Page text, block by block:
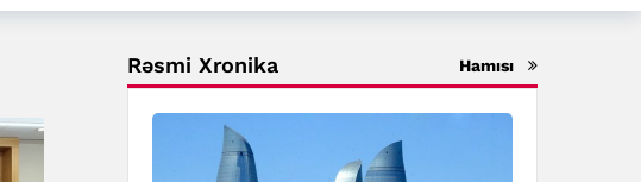
Rəsmi Xronika Hamısı